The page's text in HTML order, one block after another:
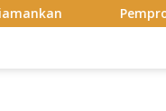
Lampung Intensifkan